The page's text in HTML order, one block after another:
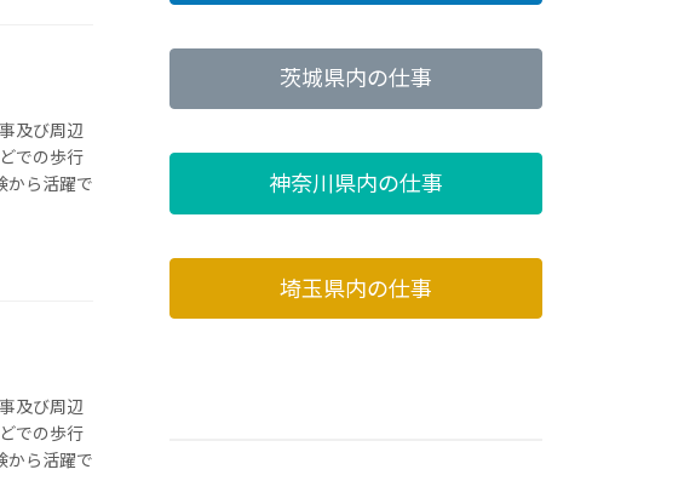
及び周辺
での歩行
から活躍で
及び周辺
での歩行
から活躍で
茨城県内の仕事
神奈川県内の仕事
埼玉県内の仕事